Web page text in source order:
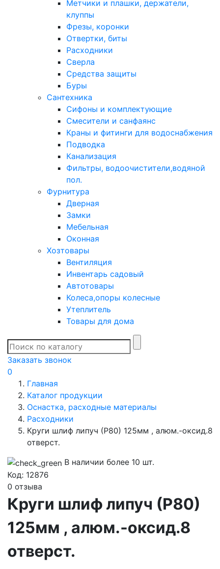
Метчики и плашки, держатели,
клуппы
Фрезы, коронки
Отвертки, биты
Расходники
Сверла
Средства защиты
Буры
Сантехника
Сифоны и комплектующие
Смесители и санфаянс
Краны и фитинги для водоснабжения
Подводка
Канализация
Фильтры, водоочистители,водяной
пол.
Фурнитура
Дверная
Замки
Мебельная
Оконная
Хозтовары
Вентиляция
Инвентарь садовый
Автотовары
Колеса,опоры колесные
Утеплитель
Товары для дома
Заказать звонок
0
Главная
Каталог продукции
Оснастка, расходные материалы
Расходники
Круги шлиф липуч (Р80) 125мм , алюм.-оксид.8
отверст.
В наличии более 10 шт.
Код: 12876
0 отзыва
Круги шлиф липуч (Р80)
125мм , алюм.-оксид.8
отверст.